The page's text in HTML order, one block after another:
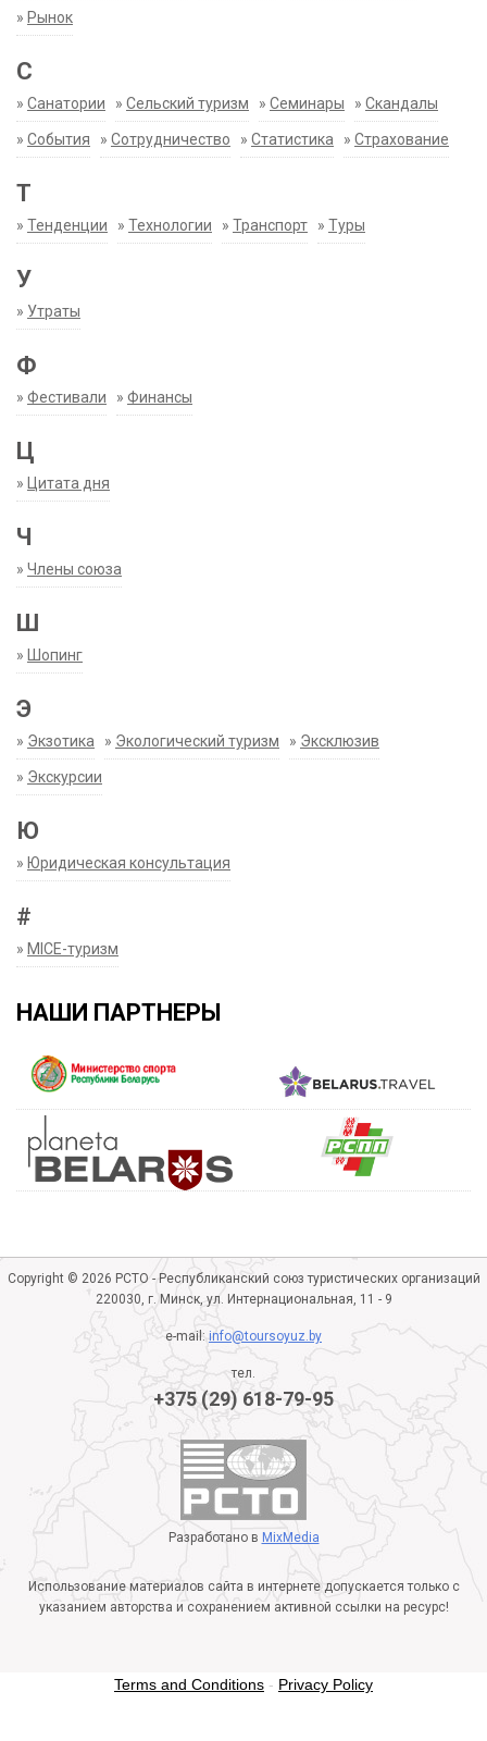
» Рынок
С
» Санатории » Сельский туризм » Семинары » Скандалы
» События » Сотрудничество » Статистика » Страхование
Т
» Тенденции » Технологии » Транспорт » Туры
У
» Утраты
Ф
» Фестивали » Финансы
Ц
» Цитата дня
Ч
» Члены союза
Ш
» Шопинг
Э
» Экзотика » Экологический туризм » Эксклюзив
» Экскурсии
Ю
» Юридическая консультация
#
» MICE-туризм
НАШИ ПАРТНЕРЫ
Copyright © 2026 РСТО - Республиканский союз туристических организаций
220030, г. Минск, ул. Интернациональная, 11 - 9
e-mail:info@toursoyuz.by
тел.
+375 (29) 618-79-95
Разработано в MixMedia
Использование материалов сайта в интернете допускается только с
указанием авторства и сохранением активной ссылки на ресурс!
Terms and Conditions - Privacy Policy